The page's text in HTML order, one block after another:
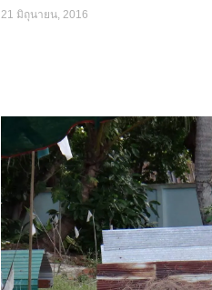
21 มิถุนายน, 2016